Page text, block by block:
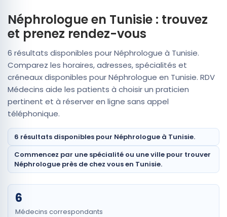
Néphrologue en Tunisie : trouvez
et prenez rendez-vous
6 résultats disponibles pour Néphrologue à Tunisie.
Comparez les horaires, adresses, spécialités et
créneaux disponibles pour Néphrologue en Tunisie. RDV
Médecins aide les patients à choisir un praticien
pertinent et à réserver en ligne sans appel
téléphonique.
6 résultats disponibles pour Néphrologue à Tunisie.
Commencez par une spécialité ou une ville pour trouver
Néphrologue près de chez vous en Tunisie.
6
Médecins correspondants